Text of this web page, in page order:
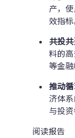
产，
效指标
共投
料的
等金
推动循
济体
与投
阅读报告